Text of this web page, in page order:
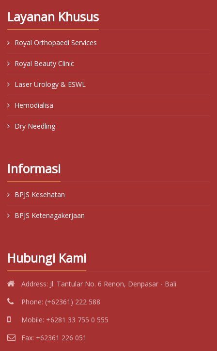
Layanan Khusus
Royal Orthopaedi Services
Royal Beauty Clinic
Laser Urology & ESWL
Hemodialisa
Dry Needling
Informasi
BPJS Kesehatan
BPJS Ketenagakerjaan
Hubungi Kami
Address: Jl. Tantular No. 6 Renon, Denpasar - Bali
Phone: (+62361) 222 588
Mobile: +6281 33 755 0 555
Fax: +62361 226 051